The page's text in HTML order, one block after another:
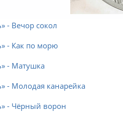
- Вечор сокол
- Как по морю
- Матушка
- Молодая канарейка
- Чёрный ворон